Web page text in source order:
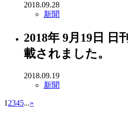
2018.09.28
新聞
2018年 9月19日 日
載されました。
2018.09.19
新聞
1 2345...»